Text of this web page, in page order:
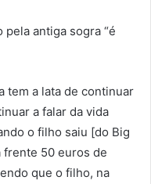
antiga sogra “é
tem a lata de continuar
a falar da vida
o filho saiu [do Big
frente 50 euros de
que o filho, na